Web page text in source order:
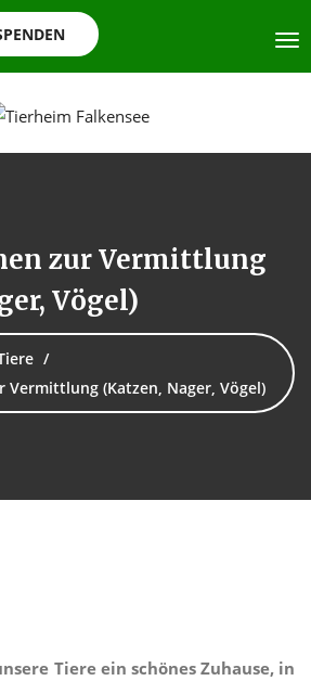
zur Vermittlung
Vögel)
(Katzen, Nager, Vögel)
Tiere ein schönes Zuhause, in